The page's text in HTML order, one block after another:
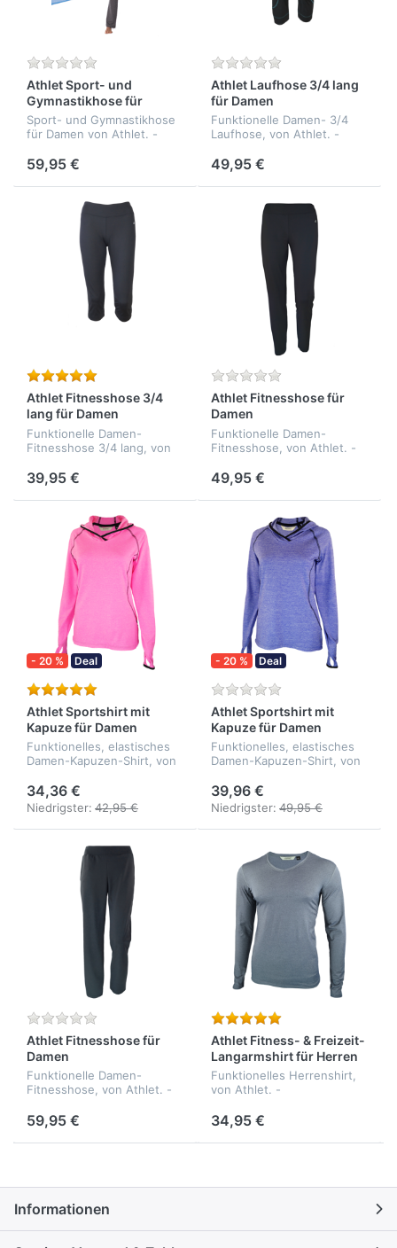
Athlet Sport- und
Gymnastikhose für
Damen
Sport- und Gymnastikhose
für Damen von Athlet. -
funktionell - athmungsaktiv
- Qualität: 65% Baumwolle,
28% Polyester, 7% Elasthan
59,95 €
Athlet Laufhose 3/4 lang
für Damen
Funktionelle Damen- 3/4
Laufhose, von Athlet. -
athmunsaktiv -
formbeständig - Qualität:
80% Polyamid, 20%
49,95 €
Athlet Fitnesshose 3/4
lang für Damen
Funktionelle Damen-
Fitnesshose 3/4 lang, von
funktionell - atmungsaktiv -
formbeständig - Qualität:
86% Polyamid, 14% Elasthan
39,95 €
Athlet Fitnesshose für
Damen
Funktionelle Damen-
Fitnesshose, von Athlet. -
atmunsaktiv -
formbeständig - Qualität:
86% Polyamid, 14% Elasthan
49,95 €
- 20 % Deal
Athlet Sportshirt mit
Kapuze für Damen
Funktionelles, elastisches
Damen-Kapuzen-Shirt, von
formbeständig - funktionell
- athmungsaktiv - Qualität:
68% Polyester, 24% Nyl...
34,36 €
Niedrigster: 42,95 €
- 20 % Deal
Athlet Sportshirt mit
Kapuze für Damen
Funktionelles, elastisches
Damen-Kapuzen-Shirt, von
formbeständig - funktionell
- athmungsaktiv - Qualität:
68% Polyester, 24% Nyl...
39,96 €
Niedrigster: 49,95 €
Athlet Fitnesshose für
Damen
Funktionelle Damen-
Fitnesshose, von Athlet. -
atmunsaktiv -
formbeständig - Qualität:
94% Polyamid, 6% Elasthan
59,95 €
Athlet Fitness- & Freizeit-
Langarmshirt für Herren
Funktionelles Herrenshirt,
von Athlet. -
elastisch - formbeständig -
funktionell - athmungsaktiv
- Qualität: 55% Baumwolle,
34,95 €
Informationen